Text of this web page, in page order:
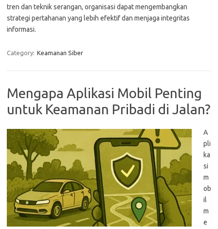
tren dan teknik serangan, organisasi dapat mengembangkan
strategi pertahanan yang lebih efektif dan menjaga integritas
informasi.
Category: Keamanan Siber
Mengapa Aplikasi Mobil Penting
untuk Keamanan Pribadi di Jalan?
A
pli
ka
si
m
ob
il
m
e